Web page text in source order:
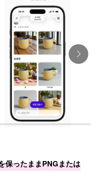
保ったままPNGまたは